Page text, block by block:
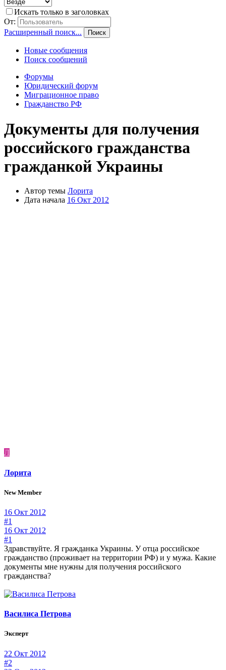
Искать только в заголовках
От:
Расширенный поиск...
Поиск
Новые сообщения
Поиск сообщений
Форумы
Юридический форум
Миграционное право
Гражданство РФ
Документы для получения
российского гражданства
гражданкой Украины
Автор темы Лорита
Дата начала 16 Окт 2012
Л
Лорита
New Member
16 Окт 2012
#1
16 Окт 2012
#1
Здравствуйте. Я гражданка Украины. У отца российское
гражданство (проживает на территории РФ) и у мужа. Какие
документы мне нужны для получения российского
гражданства?
Василиса Петрова
Эксперт
22 Окт 2012
#2